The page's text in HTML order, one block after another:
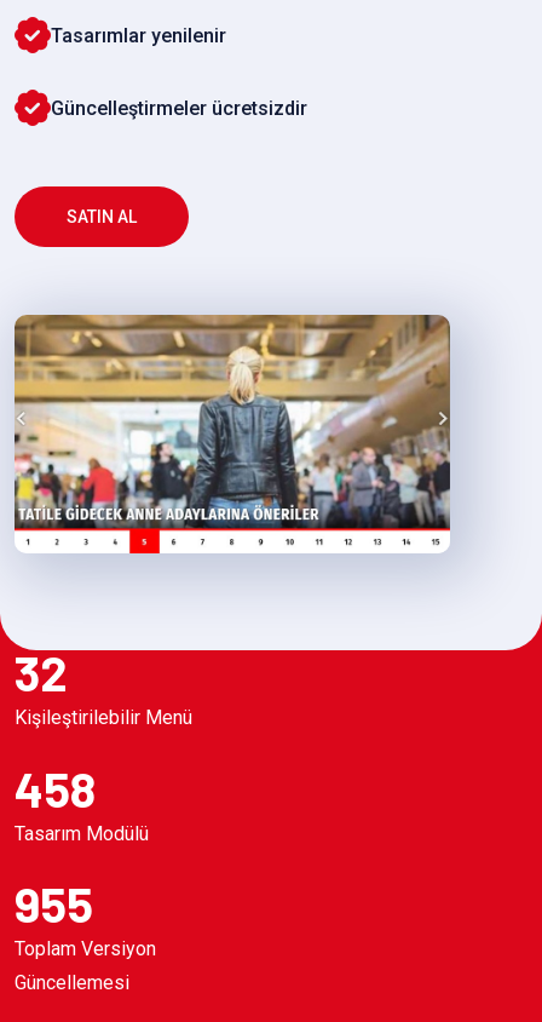
Tasarımlar yenilenir
Güncelleştirmeler ücretsizdir
SATIN AL
32
Kişileştirilebilir Menü
458
Tasarım Modülü
955
Toplam Versiyon
Güncellemesi